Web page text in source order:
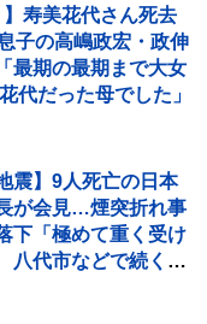
】寿美花代さん死去
子の高嶋政宏・政伸
最期の最期まで大女
代だった母でした」
震】9人死亡の日本
が会見…煙突折れ事
下「極めて重く受け
八代市などで続く断